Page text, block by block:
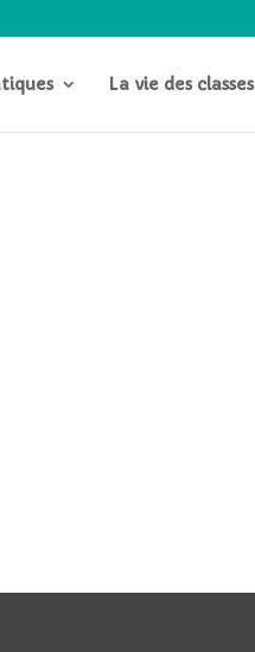
La vie des classes